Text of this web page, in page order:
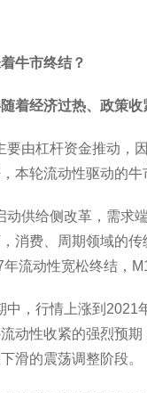
牛市终结？
着经济过热、政策
要由杠杆资金推动，
本轮流动性驱动的牛
动供给侧改革，需求
消费、周期领域的
流动性宽松终结，
，行情上涨到2021
动性收紧的强烈预
滑的震荡调整阶段。